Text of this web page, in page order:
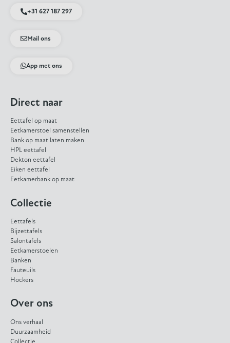
+31 627 187 297
Mail ons
App met ons
Direct naar
Eettafel op maat
Eetkamerstoel samenstellen
Bank op maat laten maken
HPL eettafel
Dekton eettafel
Eiken eettafel
Eetkamerbank op maat
Collectie
Eettafels
Bijzettafels
Salontafels
Eetkamerstoelen
Banken
Fauteuils
Hockers
Over ons
Ons verhaal
Duurzaamheid
Collectie